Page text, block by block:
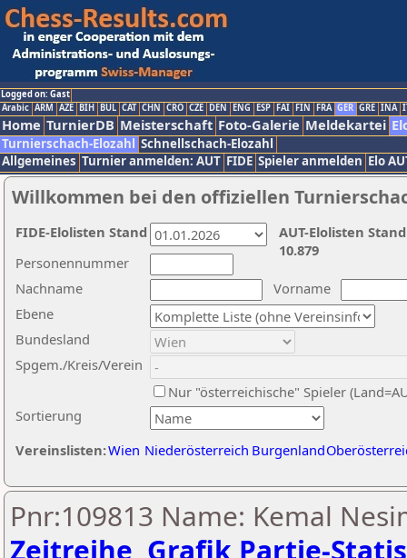
Logged on: Gast
Arabic ARM AZE BIH BUL CAT CHN CRO CZE DEN ENG ESP FAI FIN FRA GER GRE INA
Home TurnierDB Meisterschaft Foto-Galerie Meldekartei
Turnierschach-Elozahl Schnellschach-Elozahl
Allgemeines Turnier anmelden: AUT FIDE Spieler anmelden Elo
Willkommen bei den offiziellen
Nachname
Vorname
Ebene
Sortierung
Personennummer
Bundesland
Spgem./Kreis/Verein
Nur "österreichische" Spieler
Vereinslisten:Wien Niederösterreich Burgenland
AUT-Elolisten
10.879
FIDE-Elolisten Stand
Pnr:109813 Name: Kemal
Zeitreihe, Grafik Partie-